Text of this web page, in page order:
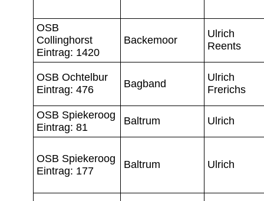
OSB
Collinghorst
Eintrag: 1420
Backemoor
Ulrich
Reents
OSB Ochtelbur
Eintrag: 476
Bagband
Ulrich
Frerichs
OSB Spiekeroog
Eintrag: 81
Baltrum Ulrich
OSB Spiekeroog
Eintrag: 177
Baltrum Ulrich